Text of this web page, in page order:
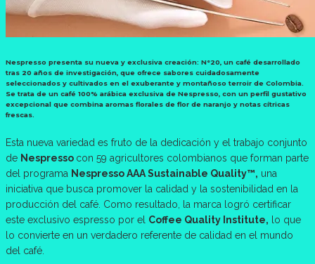
Nespresso presenta su nueva y exclusiva creación: N°20, un café desarrollado
tras 20 años de investigación, que ofrece sabores cuidadosamente
seleccionados y cultivados en el exuberante y montañoso terroir de Colombia.
Se trata de un café 100% arábica exclusiva de Nespresso, con un perfil gustativo
excepcional que combina aromas florales de flor de naranjo y notas cítricas
frescas.
Esta nueva variedad es fruto de la dedicación y el trabajo conjunto
de Nespresso con 59 agricultores colombianos que forman parte
del programa Nespresso AAA Sustainable Quality™, una
iniciativa que busca promover la calidad y la sostenibilidad en la
producción del café. Como resultado, la marca logró certificar
este exclusivo espresso por el Coffee Quality Institute, lo que
lo convierte en un verdadero referente de calidad en el mundo
del café.